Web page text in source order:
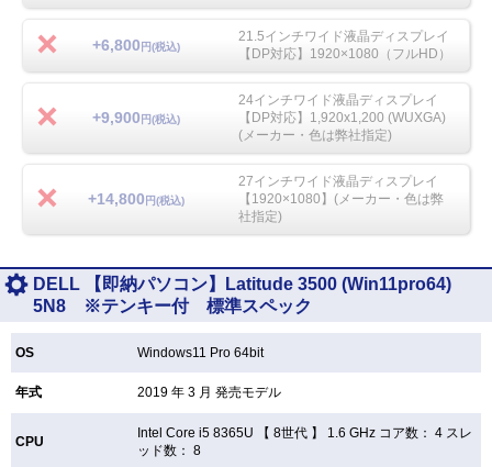
+6,800 円(税込)
21.5インチワイド液晶ディスプレイ
【DP対応】1920×1080（フルHD）
+9,900 円(税込)
24インチワイド液晶ディスプレイ
【DP対応】1,920x1,200 (WUXGA)
(メーカー・色は弊社指定)
+14,800 円(税込)
27インチワイド液晶ディスプレイ
【1920×1080】(メーカー・色は弊
社指定)
DELL 【即納パソコン】Latitude 3500 (Win11pro64)
5N8 ※テンキー付 標準スペック
OS Windows11 Pro 64bit
年式 2019 年 3 月 発売モデル
CPU
Intel Core i5 8365U 【8世代 】 1.6 GHz コア数： 4 スレ
ッド数： 8